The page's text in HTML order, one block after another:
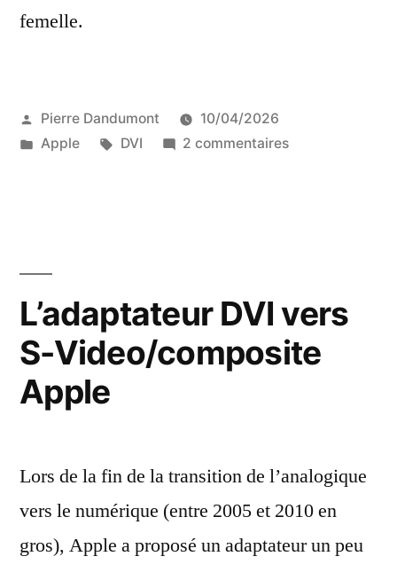
femelle.
Publié
par
Pierre Dandumont
10/04/2026
Publié
Apple Étiquettes :
DVI 2 commentairessur
plus
Apple
des
L’adaptateur DVI vers
S-Video/composite
Apple
Lors de la fin de la transition de l’analogique
vers le numérique (entre 2005 et 2010 en
gros), Apple a proposé un adaptateur un peu